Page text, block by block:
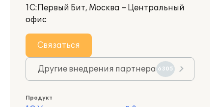
1С:Первый Бит, Москва – Центральный
офис
Связаться
Другие внедрения партнера 6305
Продукт